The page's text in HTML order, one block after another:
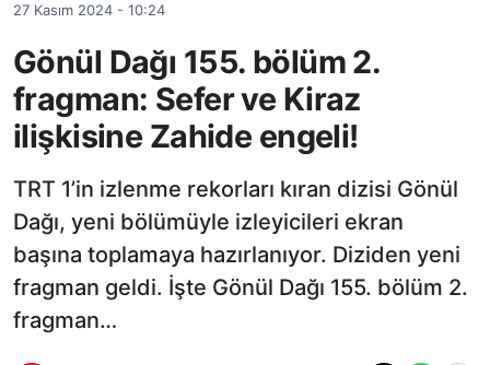
27 Kasım 2024 - 10:24
Gönül Dağı 155. bölüm 2.
fragman: Sefer ve Kiraz
ilişkisine Zahide engeli!
TRT 1’in izlenme rekorları kıran dizisi Gönül
Dağı, yeni bölümüyle izleyicileri ekran
başına toplamaya hazırlanıyor. Diziden yeni
fragman geldi. İşte Gönül Dağı 155. bölüm 2.
fragman…